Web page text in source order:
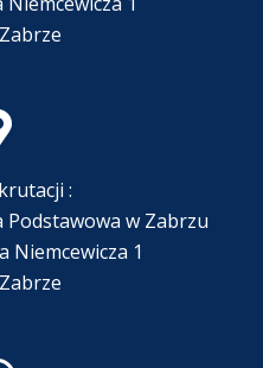
:
Podstawowa w Zabrzu
Niemcewicza 1